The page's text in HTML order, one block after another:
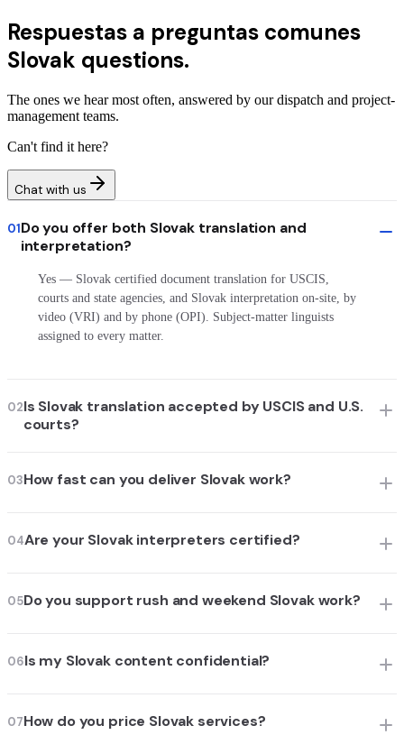
Respuestas a preguntas comunes
Slovak questions.
The ones we hear most often, answered by our dispatch and project-
management teams.
Can't find it here?
Chat with us
01Do you offer both Slovak translation and
interpretation?
Yes — Slovak certified document translation for USCIS,
courts and state agencies, and Slovak interpretation on-site, by
video (VRI) and by phone (OPI). Subject-matter linguists
assigned to every matter.
02Is Slovak translation accepted by USCIS and U.S.
courts?
03How fast can you deliver Slovak work?
04Are your Slovak interpreters certified?
05Do you support rush and weekend Slovak work?
06Is my Slovak content confidential?
07How do you price Slovak services?